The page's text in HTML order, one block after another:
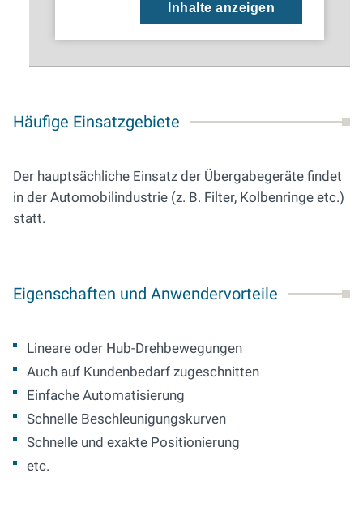
Inhalte anzeigen
Häufige Einsatzgebiete
Der hauptsächliche Einsatz der Übergabegeräte findet
in der Automobilindustrie (z. B. Filter, Kolbenringe etc.)
statt.
Eigenschaften und Anwendervorteile
Lineare oder Hub-Drehbewegungen
Auch auf Kundenbedarf zugeschnitten
Einfache Automatisierung
Schnelle Beschleunigungskurven
Schnelle und exakte Positionierung
etc.